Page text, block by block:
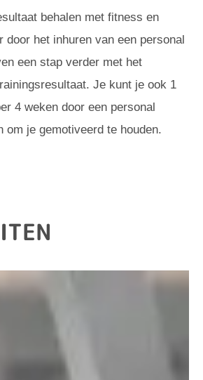
behalen met fitness en
door het inhuren van een personal
een stap verder met het
Je kunt je ook 1
4 weken door een personal
om je gemotiveerd te houden.